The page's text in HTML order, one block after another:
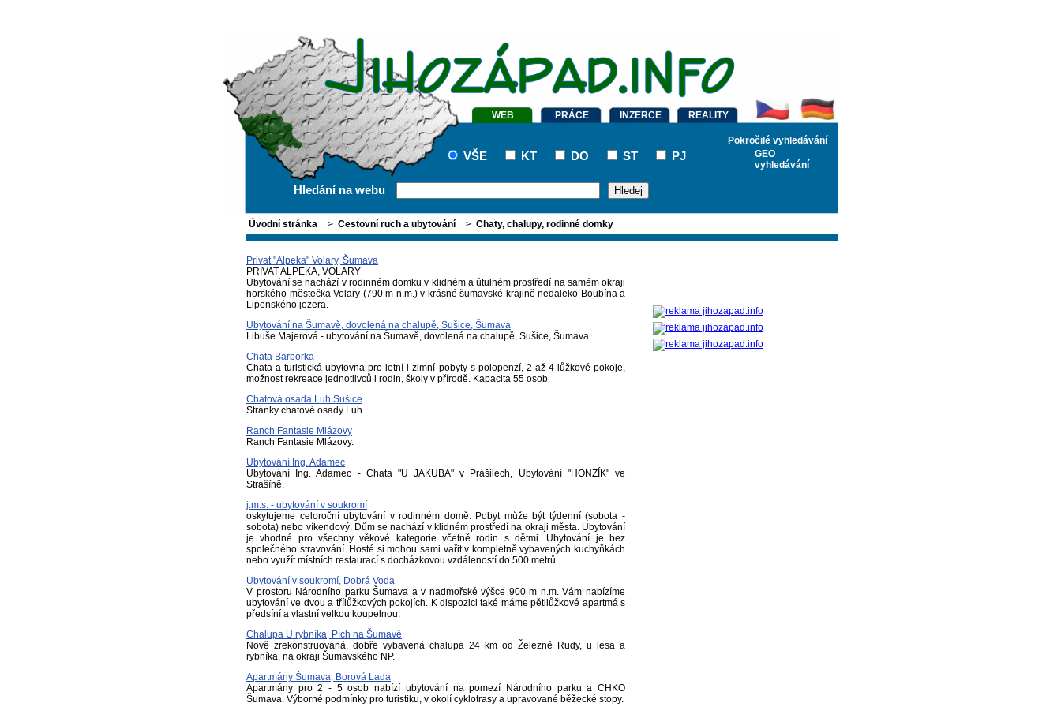
WEB PRÁCE INZERCE REALITY
Pokročilé vyhledávání
VŠE KT DO ST PJ
Hledání na webu
GEO
vyhledávání
Úvodní stránka > Cestovní ruch a ubytování > Chaty, chalupy, rodinné domky
Privat "Alpeka" Volary, Šumava
PRIVAT ALPEKA, VOLARY
Ubytování se nachází v rodinném domku v klidném a útulném prostředí na samém okraji
horského městečka Volary (790 m n.m.) v krásné šumavské krajině nedaleko Boubína a
Lipenského jezera.
Ubytování na Šumavě, dovolená na chalupě, Sušice, Šumava
Libuše Majerová - ubytování na Šumavě, dovolená na chalupě, Sušice, Šumava.
Chata Barborka
Chata a turistická ubytovna pro letní i zimní pobyty s polopenzí, 2 až 4 lůžkové pokoje,
možnost rekreace jednotlivců i rodin, školy v přírodě. Kapacita 55 osob.
Chatová osada Luh Sušice
Stránky chatové osady Luh.
Ranch Fantasie Mlázovy
Ranch Fantasie Mlázovy.
Ubytování Ing. Adamec
Ubytování Ing. Adamec - Chata "U JAKUBA" v Prášilech, Ubytování "HONZÍK" ve
Strašíně.
j.m.s. - ubytování v soukromí
oskytujeme celoroční ubytování v rodinném domě. Pobyt může být týdenní (sobota -
sobota) nebo víkendový. Dům se nachází v klidném prostředí na okraji města. Ubytování
je vhodné pro všechny věkové kategorie včetně rodin s dětmi. Ubytování je bez
společného stravování. Hosté si mohou sami vařit v kompletně vybavených kuchyňkách
nebo využít místních restaurací s docházkovou vzdáleností do 500 metrů.
Ubytování v soukromí, Dobrá Voda
V prostoru Národního parku Šumava a v nadmořské výšce 900 m n.m. Vám nabízíme
ubytování ve dvou a třílůžkových pokojích. K dispozici také máme pětilůžkové apartmá s
předsíní a vlastní velkou koupelnou.
Chalupa U rybníka, Pích na Šumavě
Nově zrekonstruovaná, dobře vybavená chalupa 24 km od Železné Rudy, u lesa a
rybníka, na okraji Šumavského NP.
Apartmány Šumava, Borová Lada
Apartmány pro 2 - 5 osob nabízí ubytování na pomezí Národního parku a CHKO
Šumava. Výborné podmínky pro turistiku, v okolí cyklotrasy a upravované běžecké stopy.